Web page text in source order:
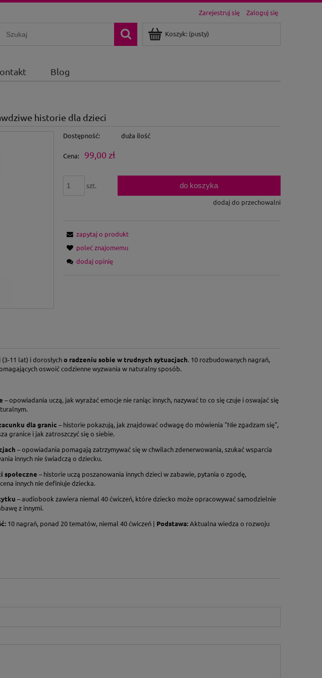
Zarejestruj się Zaloguj się
Koszyk: (pusty)
Blog
historie dla dzieci
Dostępność: duża ilość
Cena: 99,00 zł
szt.
do koszyka
dodaj do przechowalni
zapytaj o produkt
poleć znajomemu
dodaj opinię
11 lat) i dorosłycho radzeniu sobie w trudnych sytuacjach. 10 rozbudowanych nagrań,
oswoić codzienne wyzwania w naturalny sposób.
– opowiadania uczą, jak wyrażać emocje nie raniąc innych, nazywać to co się czuje i oswajać się
dla granic – historie pokazują, jak znajdować odwagę do mówienia "Nie zgadzam się",
granice i jak zatroszczyć się o siebie.
– opowiadania pomagają zatrzymywać się w chwilach zdenerwowania, szukać wsparcia
innych nie świadczą o dziecku.
społeczne – historie uczą poszanowania innych dzieci w zabawie, pytania o zgodę,
innych nie definiuje dziecka.
– audiobook zawiera niemal 40 ćwiczeń, które dziecko może opracowywać samodzielnie
z innymi.
10 nagrań, ponad 20 tematów, niemal 40 ćwiczeń | Podstawa:Aktualna wiedza o rozwoju